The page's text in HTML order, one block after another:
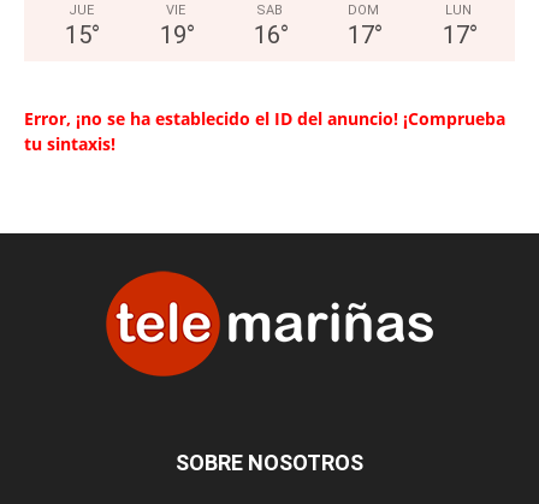
JUE
15°
VIE
19°
SAB
16°
DOM
17°
LUN
17°
Error, ¡no se ha establecido el ID del anuncio! ¡Comprueba
tu sintaxis!
SOBRE NOSOTROS